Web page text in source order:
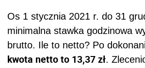
Os 1 stycznia 2021 r. do 31
minimalna stawka godzinowa
brutto. Ile to netto? Po
kwota netto to 13,37 zł.